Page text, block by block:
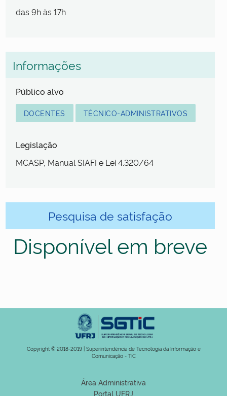
das 9h às 17h
Informações
Público alvo
DOCENTES TÉCNICO-ADMINISTRATIVOS
Legislação
MCASP, Manual SIAFI e Lei 4.320/64
Pesquisa de satisfação
Disponível em breve
Copyright © 2018-2019 | Superintendência de Tecnologia da Informação e
Comunicação - TIC
Área Administrativa
Portal UFRJ